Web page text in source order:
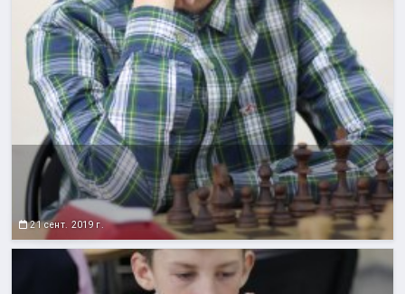
21 сент. 2019 г.